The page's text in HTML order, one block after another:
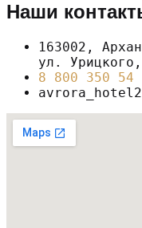
Наши
163002,
ул.
8 800 350 54